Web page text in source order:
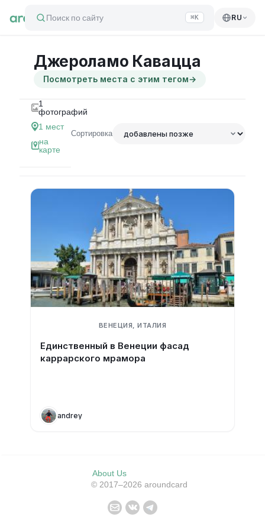
Поиск по сайту ⌘K RU
Джероламо Кавацца
Посмотреть места с этим тегом→
1
фотографий
1 мест
на
карте
Сортировка
ВЕНЕЦИЯ, ИТАЛИЯ
Единственный в Венеции фасад
каррарского мрамора
andrey
About Us
© 2017–2026 aroundcard